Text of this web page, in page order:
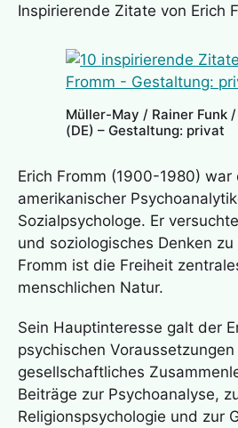
Inspirierende Zitate von Erich
Müller-May / Rainer Funk
(DE) – Gestaltung: privat
Erich Fromm (1900-1980)
amerikanischer
Sozialpsychologe. Er
und soziologisches Denken
Fromm ist die Freiheit
menschlichen Natur.
Sein Hauptinteresse galt der
psychischen
gesellschaftliches
Beiträge zur Psychoanalyse,
Religionspsychologie und zur